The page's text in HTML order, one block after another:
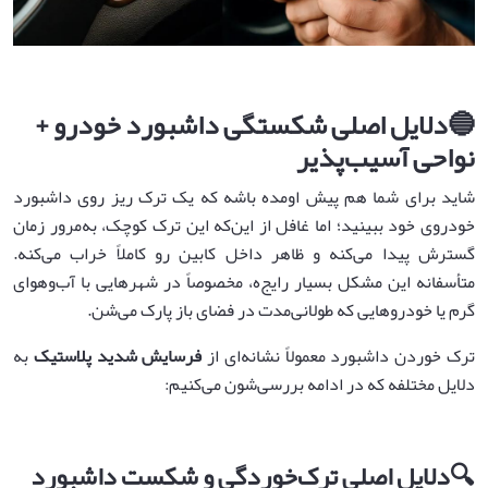
🔵دلایل اصلی شکستگی داشبورد خودرو +
نواحی آسیب‌پذیر
شاید برای شما هم پیش اومده باشه که یک ترک‌ ریز روی داشبورد
خودروی خود ببینید؛ اما غافل از این‌که این ترک کوچک، به‌مرور زمان
گسترش پیدا می‌کنه و ظاهر داخل کابین رو کاملاً خراب می‌کنه.
متأسفانه این مشکل بسیار رایج‌ه، مخصوصاً در شهرهایی با آب‌وهوای
گرم یا خودروهایی که طولانی‌مدت در فضای باز پارک می‌شن.
ترک خوردن داشبورد معمولاً نشانه‌ای ازفرسایش شدید پلاستیکبه
دلایل مختلفه که در ادامه بررسی‌شون می‌کنیم:
🔍دلایل اصلی ترک‌خوردگی و شکست داشبورد